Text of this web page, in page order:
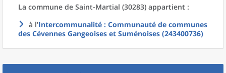
La commune de Saint-Martial (30283) appartient :
à l'Intercommunalité : Communauté de communes
des Cévennes Gangeoises et Suménoises (243400736)